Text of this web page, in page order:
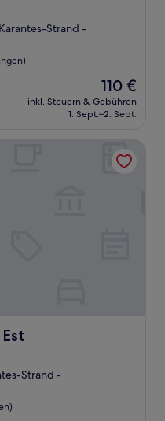
Strand -
Der
Preis
beträgt
110 €
inkl. Steuern & Gebühren
1. Sept.–2. Sept.
Strand -